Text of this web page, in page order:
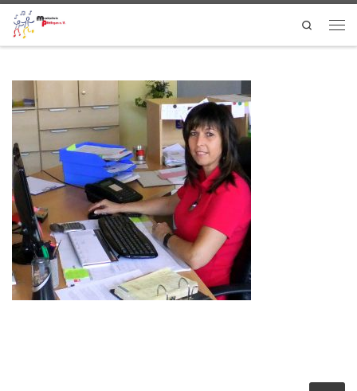
Zum Inhalt springen
Search